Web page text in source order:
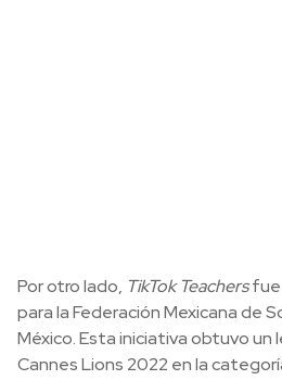
Por otro lado, TikTok Teachersfue
para la Federación Mexicana de
México. Esta iniciativa obtuvo un
Cannes Lions 2022 en la